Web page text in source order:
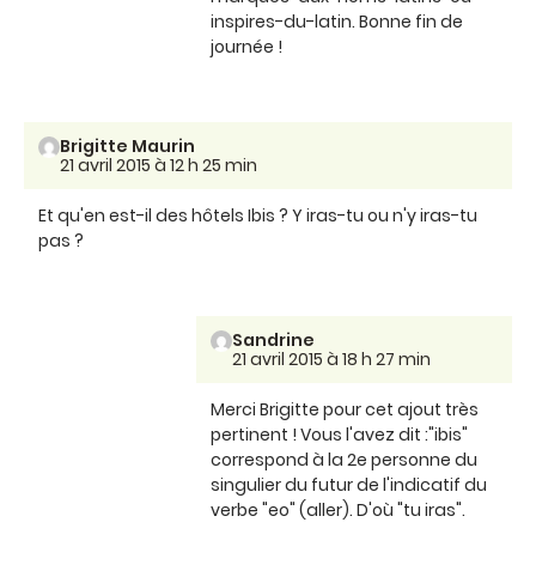
inspires-du-latin. Bonne fin de
journée !
Brigitte Maurin
21 avril 2015 à 12 h 25 min
Et qu'en est-il des hôtels Ibis ? Y iras-tu ou n'y iras-tu
pas ?
Sandrine
21 avril 2015 à 18 h 27 min
Merci Brigitte pour cet ajout très
pertinent ! Vous l'avez dit :"ibis"
correspond à la 2e personne du
singulier du futur de l'indicatif du
verbe "eo" (aller). D'où "tu iras".